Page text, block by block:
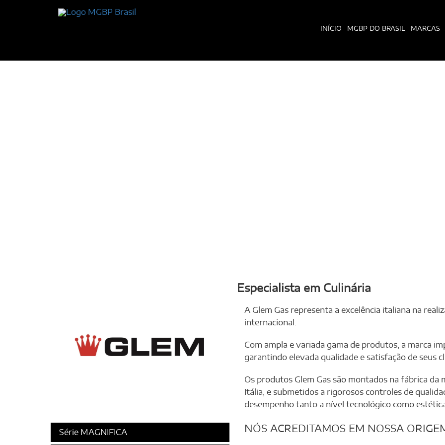
INÍCIO MGBP DO BRASIL MARCAS
Série MAGNIFICA
Especialista em Culinária
A Glem Gas representa a excelência italiana na
internacional.
Com ampla e variada gama de produtos, a marca
garantindo elevada qualidade e satisfação de seus
Os produtos Glem Gas são montados na fábrica da
Itália, e submetidos a rigorosos controles de
desempenho tanto a nível tecnológico como
NÓS ACREDITAMOS EM NOSSA